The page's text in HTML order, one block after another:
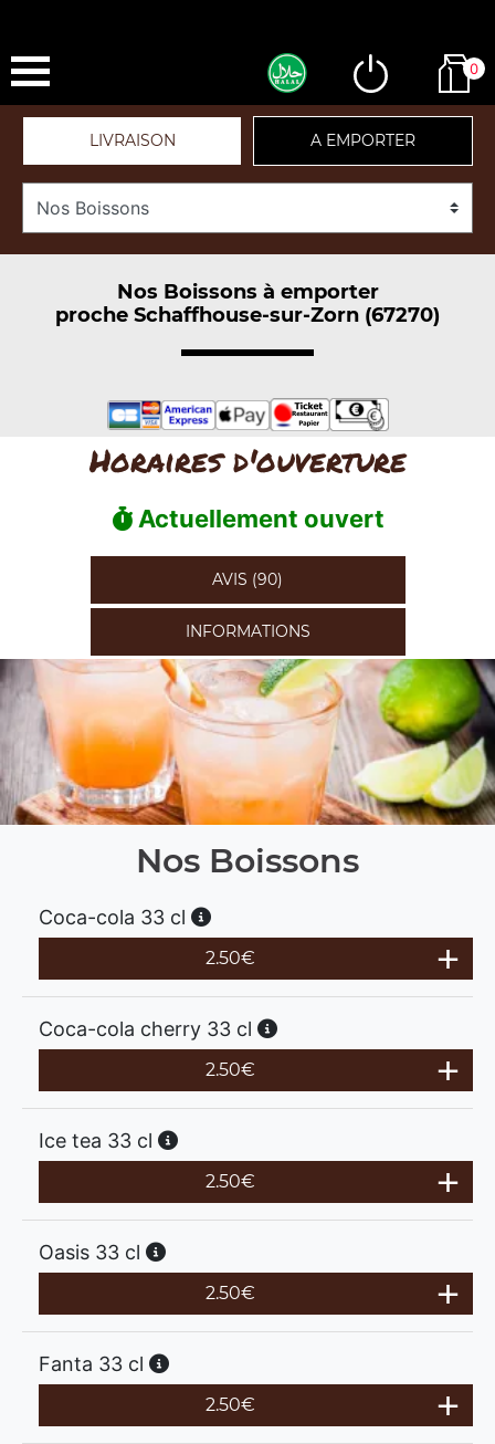
0
LIVRAISON A EMPORTER
Nos Boissons à emporter
proche Schaffhouse-sur-Zorn (67270)
Horaires d'ouverture
Actuellement ouvert
AVIS (90)
INFORMATIONS
Nos Boissons
Coca-cola 33 cl
2.50€
Coca-cola cherry 33 cl
2.50€
Ice tea 33 cl
2.50€
Oasis 33 cl
2.50€
Fanta 33 cl
2.50€